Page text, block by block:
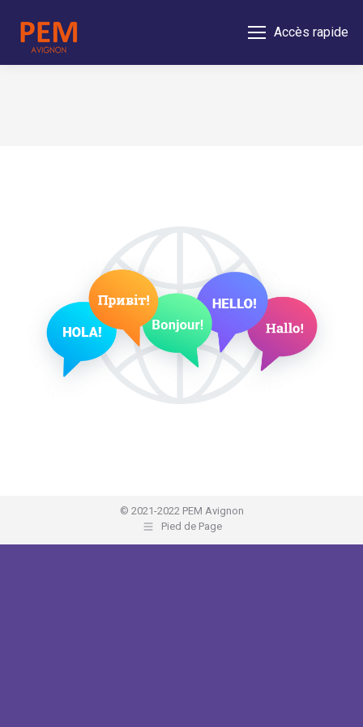
Accès rapide
© 2021-2022 PEM Avignon
Pied de Page